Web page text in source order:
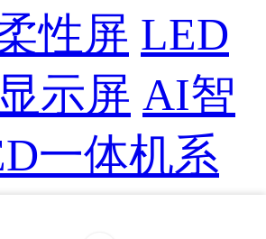
性屏 LED
示屏 AI智
一体机系